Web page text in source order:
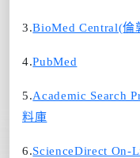
3.BioMed Central(倫
4.PubMed
5.Academic Search
料庫
6.ScienceDirect On-